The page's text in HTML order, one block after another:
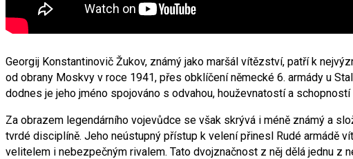
Georgij Konstantinovič Žukov, známý jako maršál vítězství, patří k
od obrany Moskvy v roce 1941, přes obklíčení německé 6. armády u
dodnes je jeho jméno spojováno s odvahou, houževnatostí a schopností
Za obrazem legendárního vojevůdce se však skrývá i méně známý a
tvrdé disciplíně. Jeho neústupný přístup k velení přinesl Rudé armádě
velitelem i nebezpečným rivalem. Tato dvojznačnost z něj dělá jednu z